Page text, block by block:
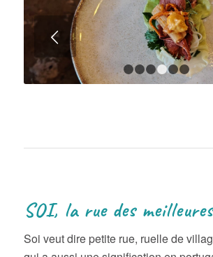
Suivant
1
SOI, la rue des
Soi veut dire petite rue, ruelle de